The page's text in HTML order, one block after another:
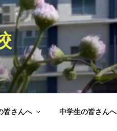
皆さんへ 中学生の皆さんへ